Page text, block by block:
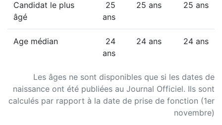
Les âges ne sont disponibles que si les dates de
naissance ont été publiées au Journal Officiel. Ils sont
calculés par rapport à la date de prise de fonction (1er
novembre)
Candidat le plus
âgé
25
ans
25 ans 25 ans
Age médian
24
ans
24 ans 24 ans